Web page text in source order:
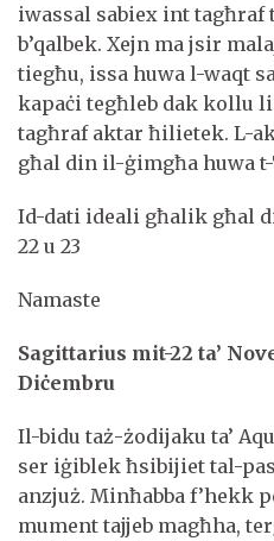
iwassal sabiex int tagħraf
b’qalbek. Xejn ma jsir
tiegħu, issa huwa l-waqt
kapaċi tegħleb dak kollu
tagħraf aktar ħilietek. L-
għal din il-ġimgħa huwa
Id-dati ideali għalik għal
22 u 23
Namaste
Sagittarius mit-22 ta’
Diċembru
Il-bidu taż-żodijaku ta’
ser iġiblek ħsibijiet tal-
anzjuż. Minħabba f’hekk
mument tajjeb magħha,